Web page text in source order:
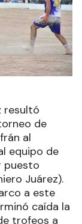
resultó
de
al
equipo de
puesto
Juárez).
a este
caída la
trofeos a